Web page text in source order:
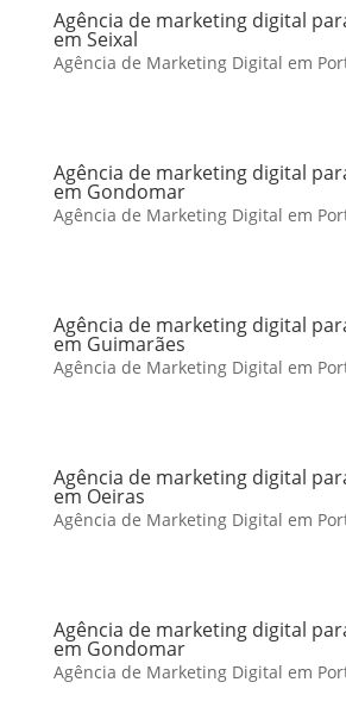
Agência de marketing digital
em Seixal
Agência de Marketing Digital em
Agência de marketing digital
em Gondomar
Agência de Marketing Digital em
Agência de marketing digital
em Guimarães
Agência de Marketing Digital em
Agência de marketing digital
em Oeiras
Agência de Marketing Digital em
Agência de marketing digital
em Gondomar
Agência de Marketing Digital em